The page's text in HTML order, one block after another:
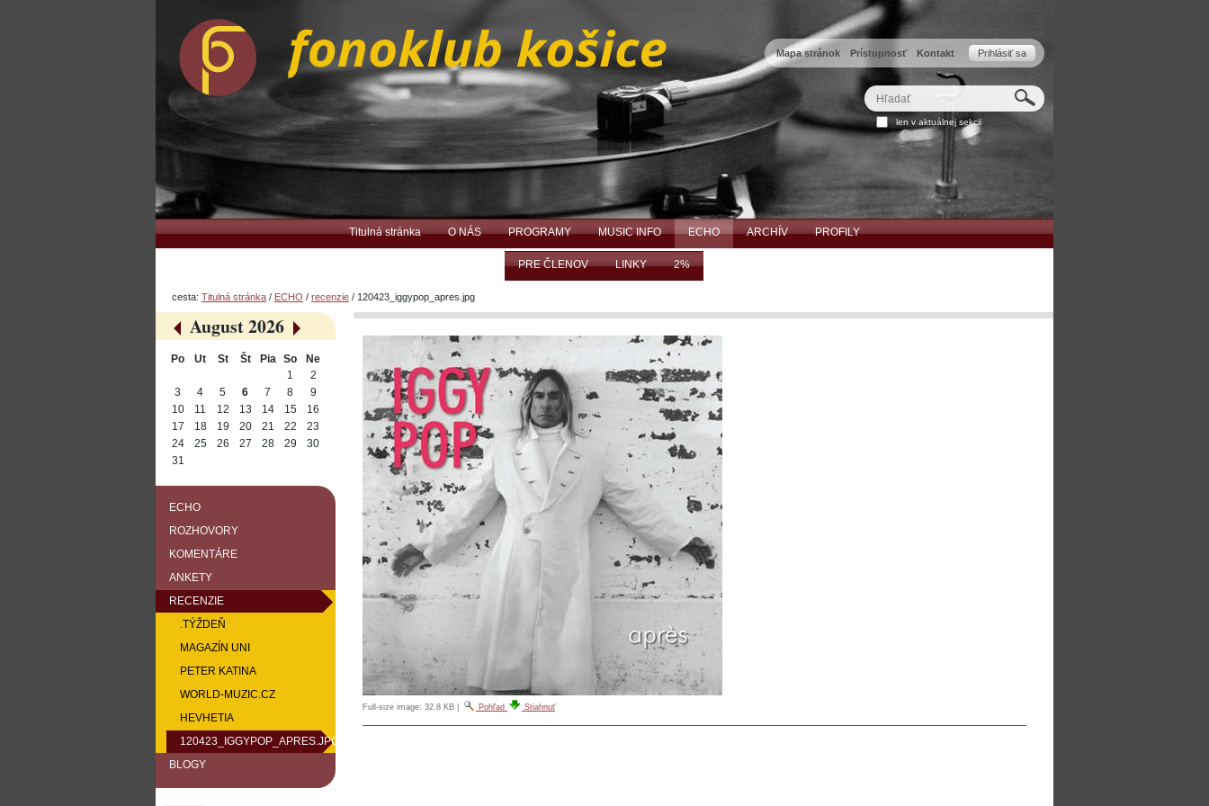
obsah.
navigáciu
Prihlásiť sa
Mapa stránok Prístupnosť Kontakt
Hľadať
len v aktuálnej sekcii
Rozšírené
vyhľadávanie...
Titulná stránka O NÁS PROGRAMY MUSIC INFO ECHO ARCHÍV PROFILY
PRE ČLENOV LINKY 2%
cesta: Titulná stránka / ECHO / recenzie / 120423_iggypop_apres.jpg
Full-size image: 32.8 KB Pohľad Stiahnuť
«
August 2026
»
Po Ut St Št Pia So
Ne
1
2
3
4 5 6 7 8
9
10
11 12 13 14 15
16
17
18 19 20 21 22
23
24
25 26 27 28 29
30
31
ECHO
ROZHOVORY
KOMENTÁRE
ANKETY
RECENZIE
.TÝŽDEŇ
MAGAZÍN UNI
PETER KATINA
WORLD-MUZIC.CZ
HEVHETIA
120423_IGGYPOP_APRES.JPG
BLOGY